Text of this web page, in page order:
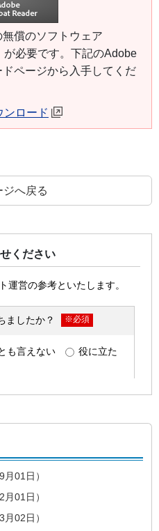
償のソフトウェア
が必要です。下記のAdobe
ページから入手してくだ
ンロード
ジへ戻る
ください
月01日
月01日
月02日